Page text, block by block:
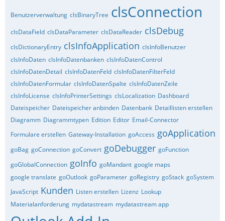
Benutzerverwaltung clsBinaryTree clsConnection
clsDataField clsDataParameter clsDataReader clsDebug
clsDictionaryEntry clsInfoApplication clsInfoBenutzer
clsInfoDaten clsInfoDatenbanken clsInfoDatenControl
clsInfoDatenDetail clsInfoDatenFeld clsInfoDatenFilterFeld
clsInfoDatenFormular clsInfoDatenSpalte clsInfoDatenZeile
clsInfoLicense clsInfoPrinterSettings clsLocalization Dashboard
Dateispeicher Dateispeicher anbinden Datenbank Detaillisten erstellen
Diagramm Diagrammtypen Edition Editor Email-Connector
Formulare erstellen Gateway-Installation goAccess goApplication
goBag goConnection goConvert goDebugger goFunction
goGlobalConnection goInfo goMandant google maps
google translate goOutlook goParameter goRegistry goStack goSystem
JavaScript Kunden Listen erstellen Lizenz Lookup
Materialanforderung mydatastream mydatastream app